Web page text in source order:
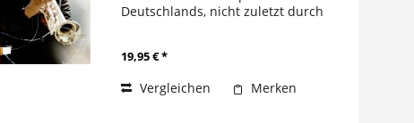
Deutschlands, nicht zuletzt durch
TV Total. Er studierte Musik und hat...
19,95 € *
Vergleichen Merken